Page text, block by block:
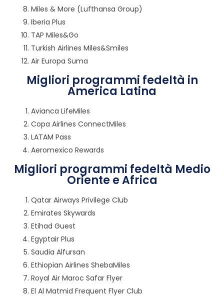
Miles & More (Lufthansa Group)
Iberia Plus
TAP Miles&Go
Turkish Airlines Miles&Smiles
Air Europa Suma
Migliori programmi fedeltà in
America Latina
Avianca LifeMiles
Copa Airlines ConnectMiles
LATAM Pass
Aeromexico Rewards
Migliori programmi fedeltà Medio
Oriente e Africa
Qatar Airways Privilege Club
Emirates Skywards
Etihad Guest
Egyptair Plus
Saudia Alfursan
Ethiopian Airlines ShebaMiles
Royal Air Maroc Safar Flyer
El Al Matmid Frequent Flyer Club